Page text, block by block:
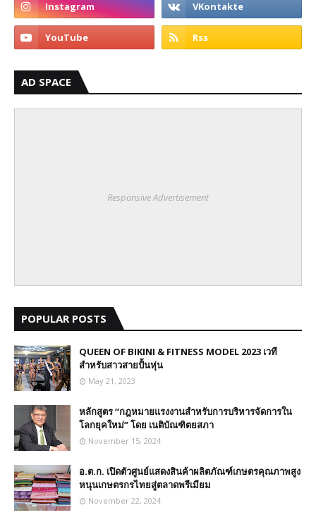
AD SPACE
Responsive Advertisement
POPULAR POSTS
QUEEN OF BIKINI & FITNESS MODEL 2023 เวที
สำหรับสาวสายปั้นหุ่น
May 21, 2023
หลักสูตร “กฎหมายแรงงานสำหรับการบริหารจัดการใน
โลกยุคใหม่” โดย เนติบัณฑิตยสภา
November 15, 2024
อ.ต.ก. เปิดตัวศูนย์แสดงสินค้าผลิตภัณฑ์เกษตรคุณภาพสูง
หนุนเกษตรกรไทยสู่ตลาดพรีเมียม
November 22, 2024